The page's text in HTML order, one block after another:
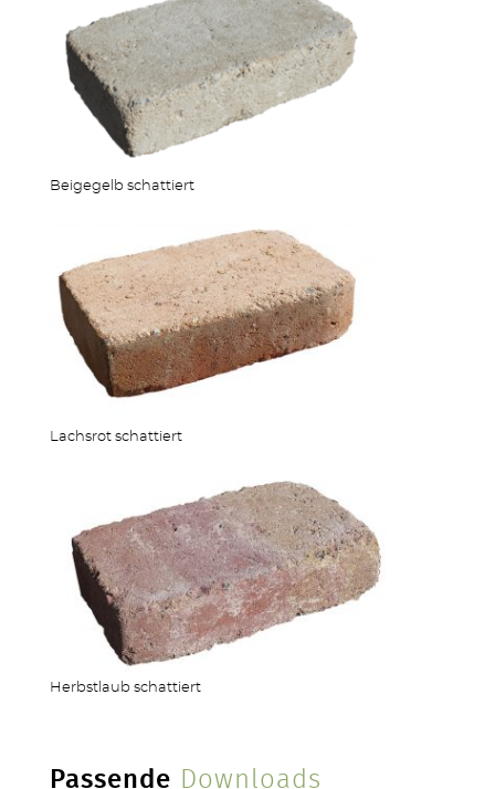
Beigegelb schattiert
Lachsrot schattiert
Herbstlaub schattiert
Passende Downloads